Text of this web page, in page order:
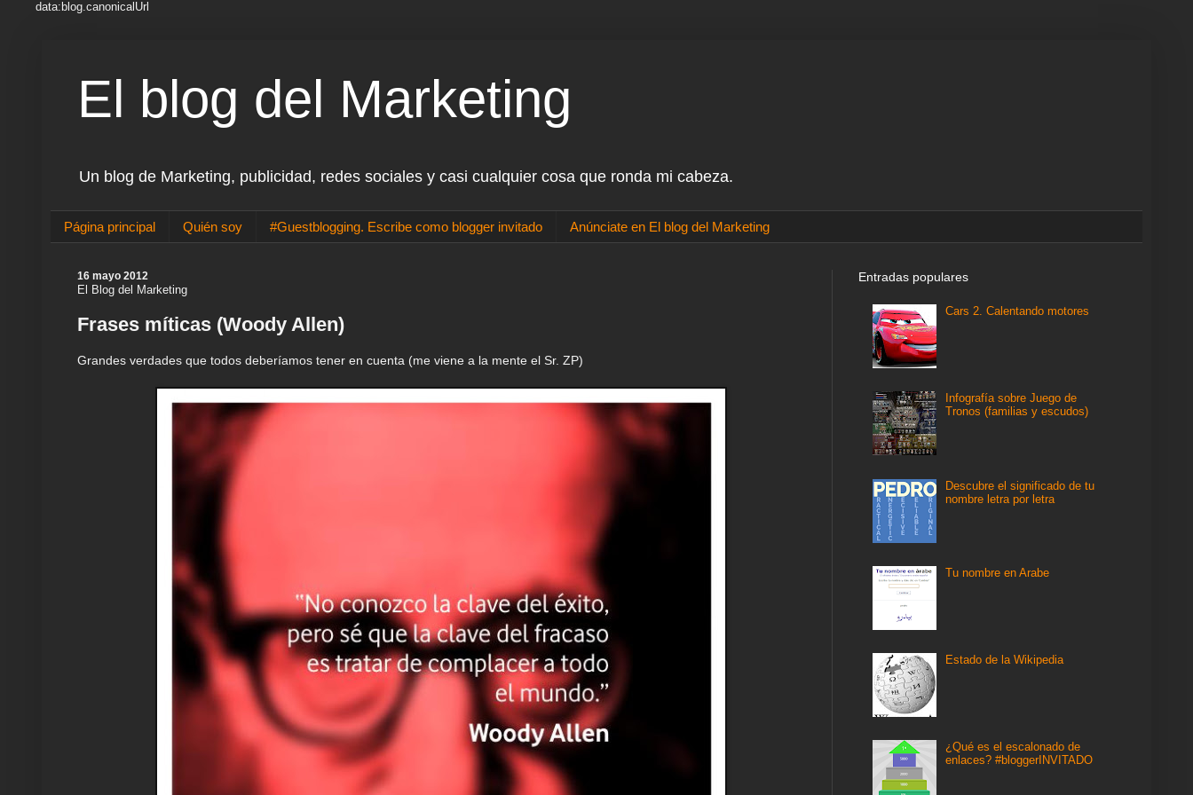
data:blog.canonicalUrl
El blog del Marketing
Un blog de Marketing, publicidad, redes sociales y casi cualquier cosa que ronda mi cabeza.
Página principal Quién soy #Guestblogging. Escribe como blogger invitado Anúnciate en El blog del Marketing
16 mayo 2012
El Blog del Marketing
Frases míticas (Woody Allen)
Grandes verdades que todos deberíamos tener en cuenta (me viene a la mente el Sr. ZP)
Entradas populares
Cars 2. Calentando motores
Infografía sobre Juego de
Tronos (familias y escudos)
Descubre el significado de tu
nombre letra por letra
Tu nombre en Arabe
Estado de la Wikipedia
¿Qué es el escalonado de
enlaces? #bloggerINVITADO